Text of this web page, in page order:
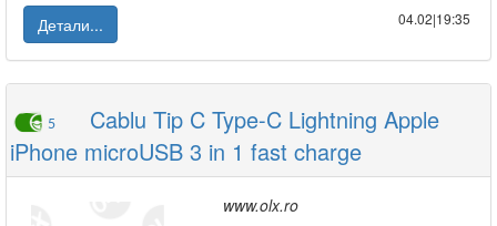
Детали...
04.02|19:35
5
Cablu Tip C Type-C Lightning Apple
iPhone microUSB 3 in 1 fast charge
www.olx.ro